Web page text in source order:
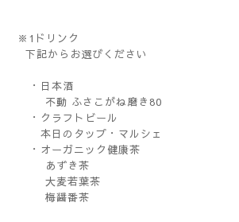
※1ドリンク
下記からお選びください
・日本酒
不動 ふさこがね磨き80
・クラフトビール
本日のタップ・マルシェ
・オーガニック健康茶
あずき茶
大麦若葉茶
梅醤番茶